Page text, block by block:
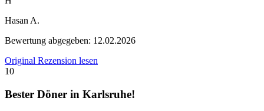
Hasan A.
Bewertung abgegeben: 12.02.2026
Original Rezension lesen
10
Bester Döner in Karlsruhe!